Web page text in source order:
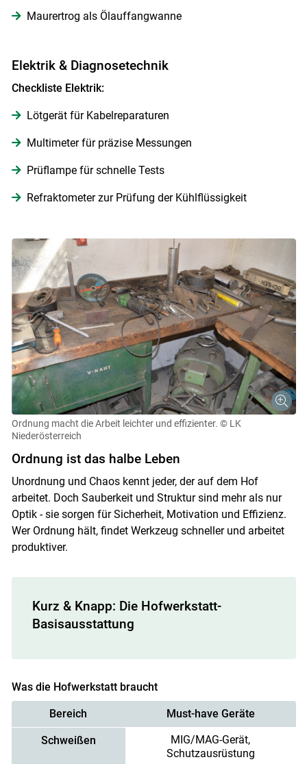
Maurertrog als Ölauffangwanne
Elektrik & Diagnosetechnik
Checkliste Elektrik:
Lötgerät für Kabelreparaturen
Multimeter für präzise Messungen
Prüflampe für schnelle Tests
Refraktometer zur Prüfung der Kühlflüssigkeit
Ordnung macht die Arbeit leichter und effizienter. © LK
Niederösterreich
Ordnung ist das halbe Leben
Unordnung und Chaos kennt jeder, der auf dem Hof
arbeitet. Doch Sauberkeit und Struktur sind mehr als nur
Optik - sie sorgen für Sicherheit, Motivation und Effizienz.
Wer Ordnung hält, findet Werkzeug schneller und arbeitet
produktiver.
Kurz & Knapp: Die Hofwerkstatt-
Basisausstattung
Was die Hofwerkstatt braucht
Bereich Must-have Geräte
Schweißen
MIG/MAG-Gerät,
Schutzausrüstung